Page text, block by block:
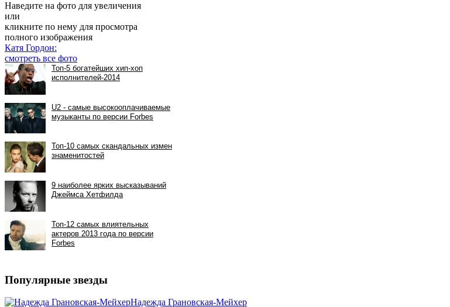
Наведите на фото для увеличения
или
кликните по нему для просмотра
полного изображения
Катя Гордон:
смотреть все фото
Популярные звезды
Надежда Грановская-Мейхер